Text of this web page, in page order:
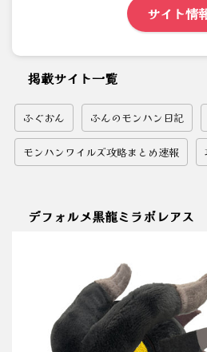
サイト情
掲載サイト一覧
ふぐおん ふんのモンハン日記
モンハンワイルズ攻略まとめ速報
デフォルメ黒龍ミラボレアス